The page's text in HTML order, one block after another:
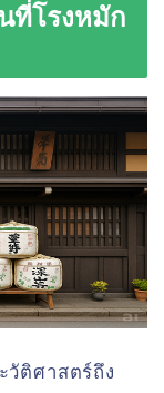
ที่โรงหมัก
วัติศาสตร์ถึง